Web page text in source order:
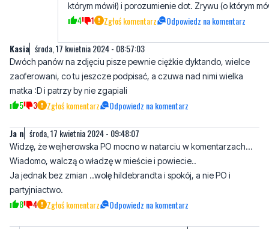
którym mówił) i porozumienie dot. Zrywu (o którym
4 1 Zgłoś komentarz Odpowiedz na komentarz
Kasia środa, 17 kwietnia 2024 - 08:57:03
Dwóch panów na zdjęciu pisze pewnie ciężkie dyktando, wielce
zaoferowani, co tu jeszcze podpisać, a czuwa nad nimi wielka
matka :D i patrzy by nie zgapiali
5 3 Zgłoś komentarz Odpowiedz na komentarz
Ja n środa, 17 kwietnia 2024 - 09:48:07
Widzę, że wejherowska PO mocno w natarciu w komentarzach...
Wiadomo, walczą o władzę w mieście i powiecie..
Ja jednak bez zmian ..wolę hildebrandta i spokój, a nie PO i
partyjniactwo.
8 4 Zgłoś komentarz Odpowiedz na komentarz